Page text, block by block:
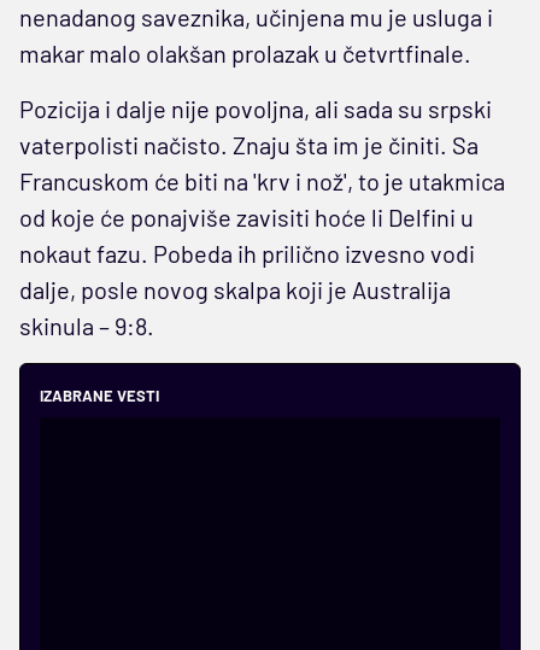
nenadanog saveznika, učinjena mu je usluga i
makar malo olakšan prolazak u četvrtfinale.
Pozicija i dalje nije povoljna, ali sada su srpski
vaterpolisti načisto. Znaju šta im je činiti. Sa
Francuskom će biti na 'krv i nož', to je utakmica
od koje će ponajviše zavisiti hoće li Delfini u
nokaut fazu. Pobeda ih prilično izvesno vodi
dalje, posle novog skalpa koji je Australija
skinula – 9:8.
IZABRANE VESTI